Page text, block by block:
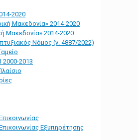
2020
Μακεδονία» 2014-2020
Μακεδονία» 2014-2020
Νόμος (ν. 4887/2022)
2000-2013
Εξυπηρέτησης